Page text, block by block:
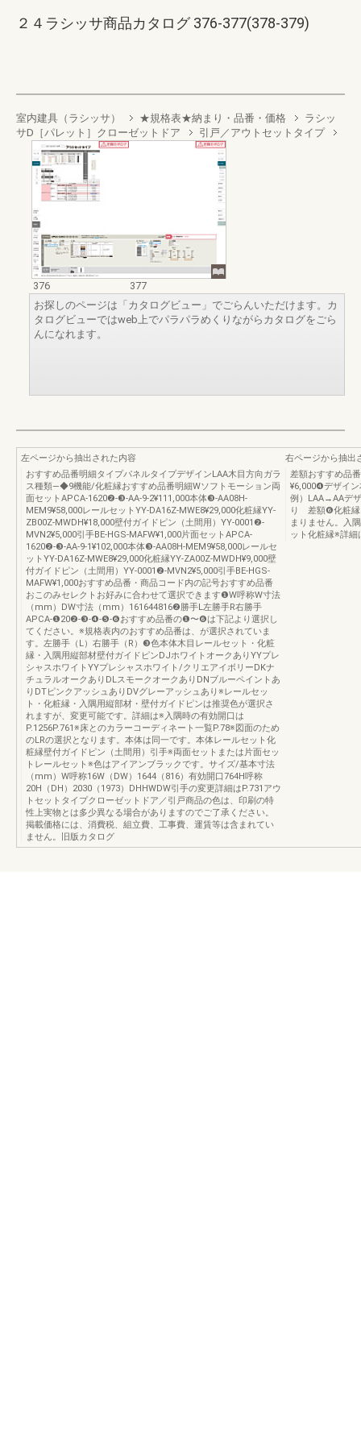
２４ラシッサ商品カタログ 376-377(378-379)
室内建具（ラシッサ） ★規格表★納まり・品番・価格
ラシッ
サD［パレット］クローゼットドア
引戸／アウトセットタイプ
376
377
お探しのページは「カタログビュー」でごらんいただけます。カ
タログビューではweb上でパラパラめくりながらカタログをごら
んになれます。
左ページから抽出された内容
おすすめ品番明細タイプパネルタイプデザインLAA木目方向ガラ
ス種類―◆9機能/化粧縁おすすめ品番明細Wソフトモーション両
面セットAPCA-1620❷-❸-AA-9-2¥111,000本体❸-AA08H-
MEM9¥58,000レールセットYY-DA16Z-MWE8¥29,000化粧縁YY-
ZB00Z-MWDH¥18,000壁付ガイドピン（土間用）YY-0001❷-
MVN2¥5,000引手BE-HGS-MAFW¥1,000片面セットAPCA-
1620❷-❸-AA-9-1¥102,000本体❸-AA08H-MEM9¥58,000レールセ
ットYY-DA16Z-MWE8¥29,000化粧縁YY-ZA00Z-MWDH¥9,000壁
付ガイドピン（土間用）YY-0001❷-MVN2¥5,000引手BE-HGS-
MAFW¥1,000おすすめ品番・商品コード内の記号おすすめ品番
おこのみセレクトお好みに合わせて選択できます❶W呼称W寸法
（mm）DW寸法（mm）161644816❷勝手L左勝手R右勝手
APCA-❶20❷-❸-❹-❺-❻おすすめ品番の❶〜❻は下記より選択し
てください。※規格表内のおすすめ品番は、が選択されていま
す。左勝手（L）右勝手（R）❸色本体木目レールセット・化粧
縁・入隅用縦部材壁付ガイドピンDJホワイトオークありYYプレ
シャスホワイトYYプレシャスホワイト/クリエアイボリーDKナ
チュラルオークありDLスモークオークありDNブルーペイントあ
りDTピンクアッシュありDVグレーアッシュあり※レールセッ
ト・化粧縁・入隅用縦部材・壁付ガイドピンは推奨色が選択さ
れますが、変更可能です。詳細は※入隅時の有効開口は
P.1256P.761※床とのカラーコーディネート一覧P.78※図面のため
のLRの選択となります。本体は同一です。本体レールセット化
粧縁壁付ガイドピン（土間用）引手※両面セットまたは片面セッ
トレールセット※色はアイアンブラックです。サイズ/基本寸法
（mm）W呼称16W（DW）1644（816）有効開口764H呼称
20H（DH）2030（1973）DHHWDW引手の変更詳細はP.731アウ
トセットタイプクローゼットドア／引戸商品の色は、印刷の特
性上実物とは多少異なる場合がありますのでご了承ください。
掲載価格には、消費税、組立費、工事費、運賃等は含まれてい
ません。旧版カタログ
右ページから抽出
差額おすすめ品
¥6,000❹デザイ
例）LAA→AAデ
り 差額❻化粧縁
まりません。入
ット化粧縁※詳細